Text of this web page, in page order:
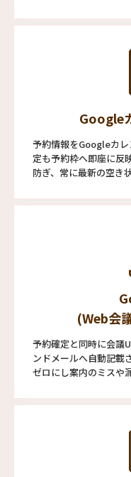
Google
予約情報をGoogleカ
定も予約枠へ即座に反
防ぎ、常に最新の空き
(Web会
予約確定と同時に会議
ンドメールへ自動記載
ゼロにし案内のミスや